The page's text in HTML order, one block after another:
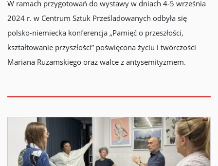
W ramach przygotowań do wystawy w dniach 4-5 września
2024 r. w Centrum Sztuk Prześladowanych odbyła się
polsko-niemiecka konferencja „Pamięć o przeszłości,
kształtowanie przyszłości” poświęcona życiu i twórczości
Mariana Ruzamskiego oraz walce z antysemityzmem.